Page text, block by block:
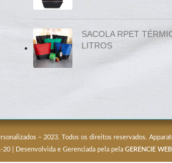
SACOLA RPET
LITROS
– 2023. Todos os direitos reservados.
| Desenvolvida e Gerenciada pela pela GERENCIE WEB